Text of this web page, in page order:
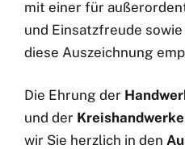
mit einer für
und Einsatzfreude
diese Auszeichnung
Die Ehrung der
und der
wir Sie herzlich in den